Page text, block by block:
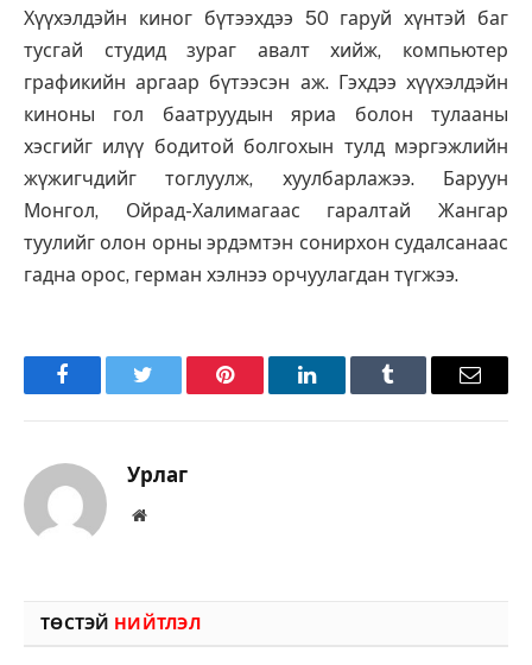
Хүүхэлдэйн киног бүтээхдээ 50 гаруй хүнтэй баг
тусгай студид зураг авалт хийж, компьютер
графикийн аргаар бүтээсэн аж. Гэхдээ хүүхэлдэйн
киноны гол баатруудын яриа болон тулааны
хэсгийг илүү бодитой болгохын тулд мэргэжлийн
жүжигчдийг тоглуулж, хуулбарлажээ. Баруун
Монгол, Ойрад-Халимагаас гаралтай Жангар
туулийг олон орны эрдэмтэн сонирхон судалсанаас
гадна орос, герман хэлнээ орчуулагдан түгжээ.
FacebookTwitter Pinterest LinkedInTumblr Имэйл
Урлаг
Вэбсайт
ТӨСТЭЙ НИЙТЛЭЛ